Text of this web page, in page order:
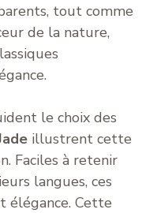
tout comme
de la nature,
le choix des
illustrent cette
Faciles à retenir
langues, ces
élégance. Cette